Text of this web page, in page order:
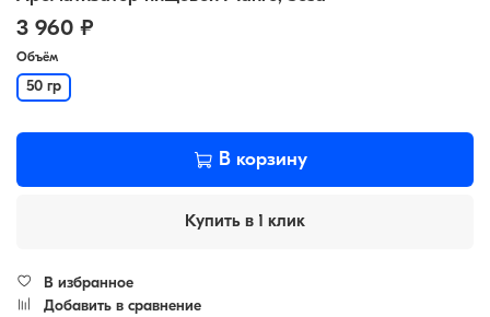
3 960 ₽
Объём
50 гр
В корзину
Купить в 1 клик
В избранное
Добавить в сравнение